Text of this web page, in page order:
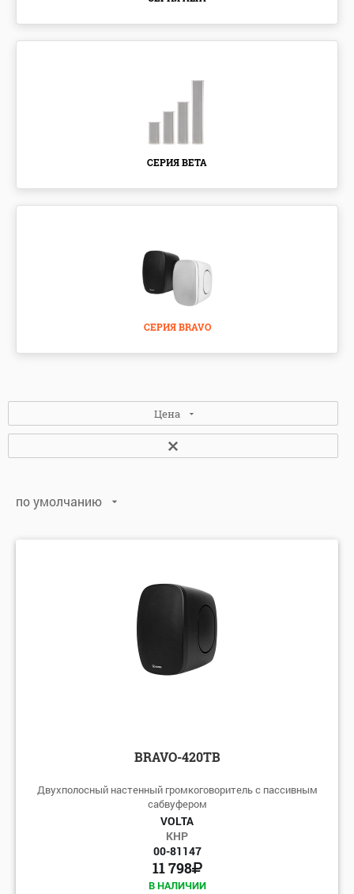
СЕРИЯ BETA
СЕРИЯ BRAVO
Цена
по умолчанию
по алфавиту: Я-А
по цене: убыванию
по цене: возрастанию
BRAVO-420TB
Двухполосный настенный громкоговоритель с пассивным
сабвуфером
VOLTA
КНР
00-81147
11 798
В НАЛИЧИИ